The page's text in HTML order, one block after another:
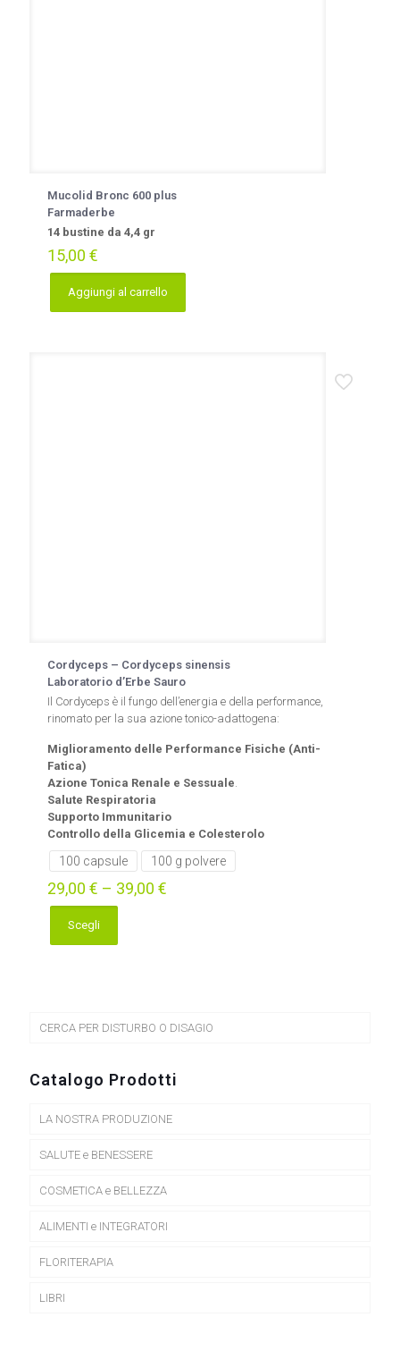
Mucolid Bronc 600 plus
Farmaderbe
14 bustine da 4,4 gr
15,00 €
Aggiungi al carrello
Cordyceps – Cordyceps sinensis
Laboratorio d’Erbe Sauro
Il Cordyceps è il fungo dell’energia e della performance,
rinomato per la sua azione tonico-adattogena:
Miglioramento delle Performance Fisiche (Anti-
Fatica)
Azione Tonica Renale e Sessuale.
Salute Respiratoria
Supporto Immunitario
Controllo della Glicemia e Colesterolo
100 capsule 100 g polvere
29,00 € – 39,00 €
Scegli
Questo
prodotto
opzioni
scelte
pagina
prodotto
CERCA PER DISTURBO O DISAGIO
Catalogo Prodotti
LA NOSTRA PRODUZIONE
SALUTE e BENESSERE
COSMETICA e BELLEZZA
ALIMENTI e INTEGRATORI
FLORITERAPIA
LIBRI